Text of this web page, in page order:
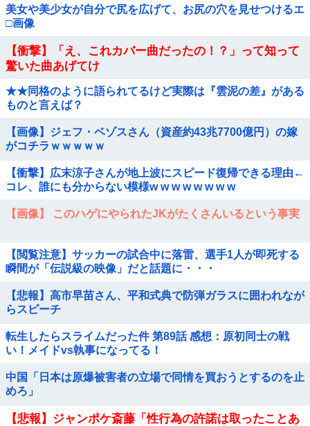
美女や美少女が自分で尻を広げて、お尻の穴を見せつけるエ
□画像
【衝撃】「え、これカバー曲だったの！？」って知って
驚いた曲あげてけ
★★同格のように語られてるけど実際は『雲泥の差』がある
ものと言えば？
【画像】ジェフ・ベゾスさん（資産約43兆7700億円）の嫁
がコチラｗｗｗｗｗ
【衝撃】広末涼子さんが地上波にスピード復帰できる理由←
コレ、誰にも分からない模様w w w w w w w w
【画像】 このハゲにやられたJKがたくさんいるという事実
【閲覧注意】サッカーの試合中に落雷、選手1人が即死する
瞬間が「伝説級の映像」だと話題に・・・
【悲報】高市早苗さん、平和式典で防弾ガラスに囲われなが
らスピーチ
転生したらスライムだった件 第89話 感想：原初同士の戦
い！メイドvs執事になってる！
中国「日本は原爆被害者の立場で同情を買おうとするのを止
めろ」
【悲報】ジャンポケ斎藤「性行為の許諾は取ったことあ